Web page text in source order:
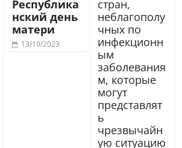
Республика
нский день
матери
13/10/2023
стран,
неблагополу
чных по
инфекционн
ым
заболевания
м, которые
могут
представлят
ь
чрезвычайн
ую ситуацию